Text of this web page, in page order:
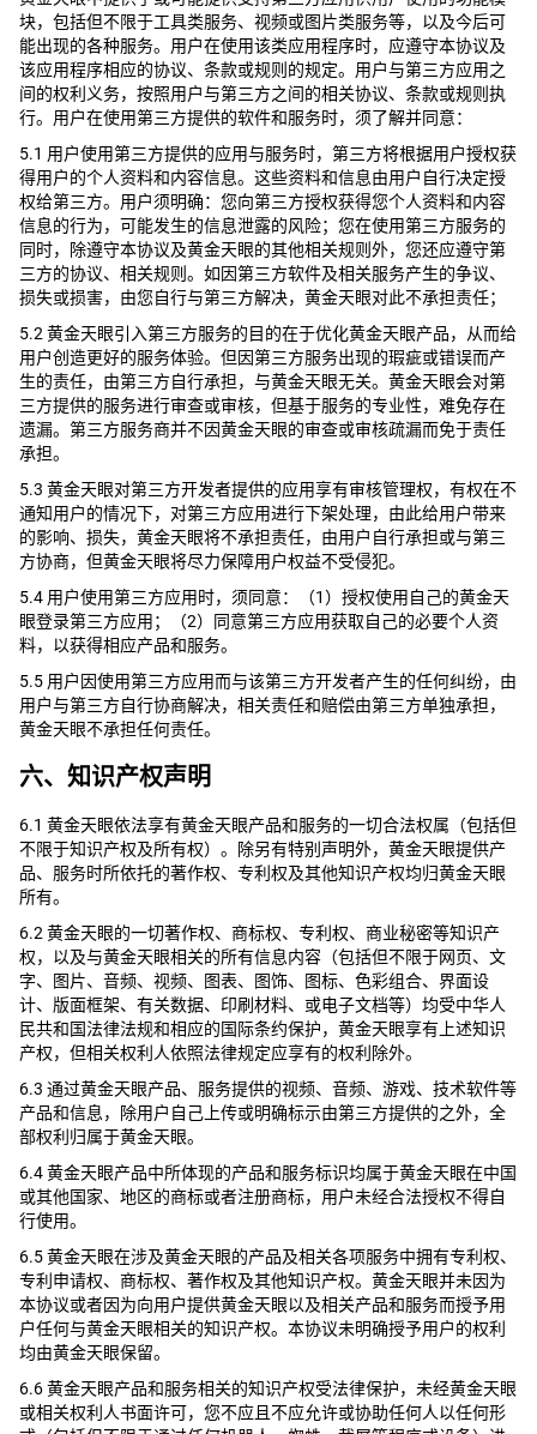
块，包括但不限于工具类服务、视频或图片类服务等，以及今后可
能出现的各种服务。用户在使用该类应用程序时，应遵守本协议及
该应用程序相应的协议、条款或规则的规定。用户与第三方应用之
间的权利义务，按照用户与第三方之间的相关协议、条款或规则执
行。用户在使用第三方提供的软件和服务时，须了解并同意：
5.1 用户使用第三方提供的应用与服务时，第三方将根据用户授权获
得用户的个人资料和内容信息。这些资料和信息由用户自行决定授
权给第三方。用户须明确：您向第三方授权获得您个人资料和内容
信息的行为，可能发生的信息泄露的风险；您在使用第三方服务的
同时，除遵守本协议及黄金天眼的其他相关规则外，您还应遵守第
三方的协议、相关规则。如因第三方软件及相关服务产生的争议、
损失或损害，由您自行与第三方解决，黄金天眼对此不承担责任；
5.2 黄金天眼引入第三方服务的目的在于优化黄金天眼产品，从而给
用户创造更好的服务体验。但因第三方服务出现的瑕疵或错误而产
生的责任，由第三方自行承担，与黄金天眼无关。黄金天眼会对第
三方提供的服务进行审查或审核，但基于服务的专业性，难免存在
遗漏。第三方服务商并不因黄金天眼的审查或审核疏漏而免于责任
承担。
5.3 黄金天眼对第三方开发者提供的应用享有审核管理权，有权在不
通知用户的情况下，对第三方应用进行下架处理，由此给用户带来
的影响、损失，黄金天眼将不承担责任，由用户自行承担或与第三
方协商，但黄金天眼将尽力保障用户权益不受侵犯。
5.4 用户使用第三方应用时，须同意：（1）授权使用自己的黄金天
眼登录第三方应用；（2）同意第三方应用获取自己的必要个人资
料，以获得相应产品和服务。
5.5 用户因使用第三方应用而与该第三方开发者产生的任何纠纷，由
用户与第三方自行协商解决，相关责任和赔偿由第三方单独承担，
黄金天眼不承担任何责任。
六、知识产权声明
6.1 黄金天眼依法享有黄金天眼产品和服务的一切合法权属（包括但
不限于知识产权及所有权）。除另有特别声明外，黄金天眼提供产
品、服务时所依托的著作权、专利权及其他知识产权均归黄金天眼
所有。
6.2 黄金天眼的一切著作权、商标权、专利权、商业秘密等知识产
权，以及与黄金天眼相关的所有信息内容（包括但不限于网页、文
字、图片、音频、视频、图表、图饰、图标、色彩组合、界面设
计、版面框架、有关数据、印刷材料、或电子文档等）均受中华人
民共和国法律法规和相应的国际条约保护，黄金天眼享有上述知识
产权，但相关权利人依照法律规定应享有的权利除外。
6.3 通过黄金天眼产品、服务提供的视频、音频、游戏、技术软件等
产品和信息，除用户自己上传或明确标示由第三方提供的之外，全
部权利归属于黄金天眼。
6.4 黄金天眼产品中所体现的产品和服务标识均属于黄金天眼在中国
或其他国家、地区的商标或者注册商标，用户未经合法授权不得自
行使用。
6.5 黄金天眼在涉及黄金天眼的产品及相关各项服务中拥有专利权、
专利申请权、商标权、著作权及其他知识产权。黄金天眼并未因为
本协议或者因为向用户提供黄金天眼以及相关产品和服务而授予用
户任何与黄金天眼相关的知识产权。本协议未明确授予用户的权利
均由黄金天眼保留。
6.6 黄金天眼产品和服务相关的知识产权受法律保护，未经黄金天眼
或相关权利人书面许可，您不应且不应允许或协助任何人以任何形